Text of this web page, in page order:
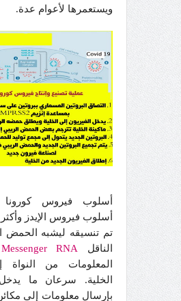
ويستعمرها لأعوام عدة.
أسلوب فيروس
أسلوب فيروس الإيدز
تم تنسيقه ليشبه الحمض
الناقل
Messenger RNA
المعلومات من النواة
الخلية. سرعان ما يدخل
بإرسال معلومات إلى